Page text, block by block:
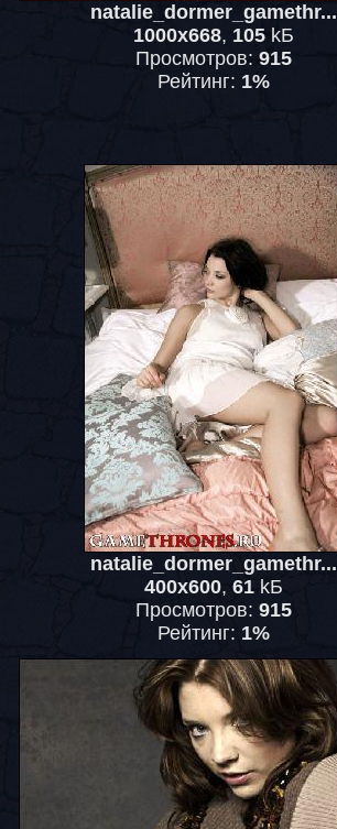
natalie_dormer_gamethr...
1000x668, 105kБ
Просмотров: 915
Рейтинг: 1%
natalie_dormer_gamethr...
400x600, 61kБ
Просмотров: 915
Рейтинг: 1%